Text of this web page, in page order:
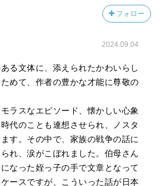
フォロー
2024.09.04
る文体に、添えられたかわいらし
めて、作者の豊かな才能に尊敬の
ラスなエピソード、懐かしい心象
代のことも連想させられ、ノスタ
す。その中で、家族の戦争の話に
れ、涙がこぼれました。伯母さん
なった姪っ子の手で文章となって
ースですが、こういった話が日本